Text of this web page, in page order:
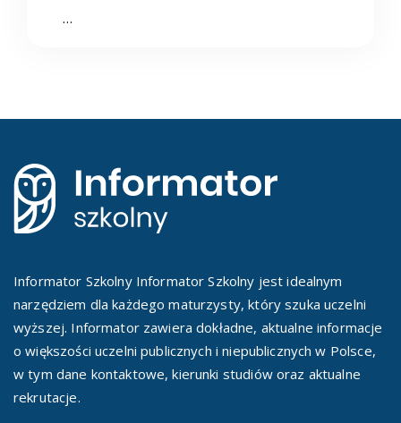
…
Informator Szkolny Informator Szkolny jest idealnym
narzędziem dla każdego maturzysty, który szuka uczelni
wyższej. Informator zawiera dokładne, aktualne informacje
o większości uczelni publicznych i niepublicznych w Polsce,
w tym dane kontaktowe, kierunki studiów oraz aktualne
rekrutacje.